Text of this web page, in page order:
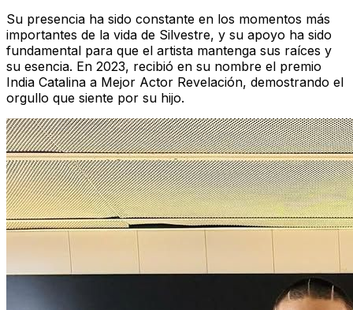
Su presencia ha sido constante en los momentos más
importantes de la vida de Silvestre, y su apoyo ha sido
fundamental para que el artista mantenga sus raíces y
su esencia. En 2023, recibió en su nombre el premio
India Catalina a Mejor Actor Revelación, demostrando el
orgullo que siente por su hijo.